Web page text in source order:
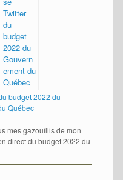
budget 2022 du
Québec
mes gazouillis de mon
direct du budget 2022 du